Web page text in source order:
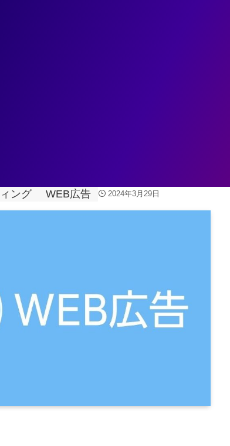
ング WEB広告 2024年3月29日